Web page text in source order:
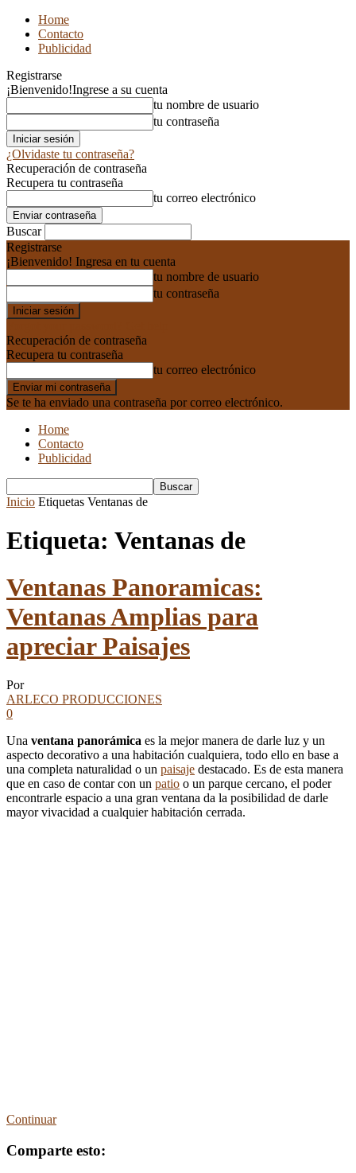
Home
Contacto
Publicidad
Registrarse
¡Bienvenido!Ingrese a su cuenta
tu nombre de usuario
tu contraseña
¿Olvidaste tu contraseña?
Recuperación de contraseña
Recupera tu contraseña
tu correo electrónico
Buscar
Registrarse
¡Bienvenido! Ingresa en tu cuenta
tu nombre de usuario
tu contraseña
Recuperación de contraseña
Recupera tu contraseña
tu correo electrónico
Se te ha enviado una contraseña por correo electrónico.
Home
Contacto
Publicidad
Inicio Etiquetas Ventanas de
Etiqueta: Ventanas de
Ventanas Panoramicas:
Ventanas Amplias para
apreciar Paisajes
Por
ARLECO PRODUCCIONES
0
Una ventana panorámica es la mejor manera de darle luz y un
aspecto decorativo a una habitación cualquiera, todo ello en base a
una completa naturalidad o un paisaje destacado. Es de esta manera
que en caso de contar con un patio o un parque cercano, el poder
encontrarle espacio a una gran ventana da la posibilidad de darle
mayor vivacidad a cualquier habitación cerrada.
Continuar
Comparte esto: